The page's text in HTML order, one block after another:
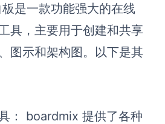
是一款功能强大的在线
具，主要用于创建和共享
图示和架构图。以下是其
： boardmix 提供了各种